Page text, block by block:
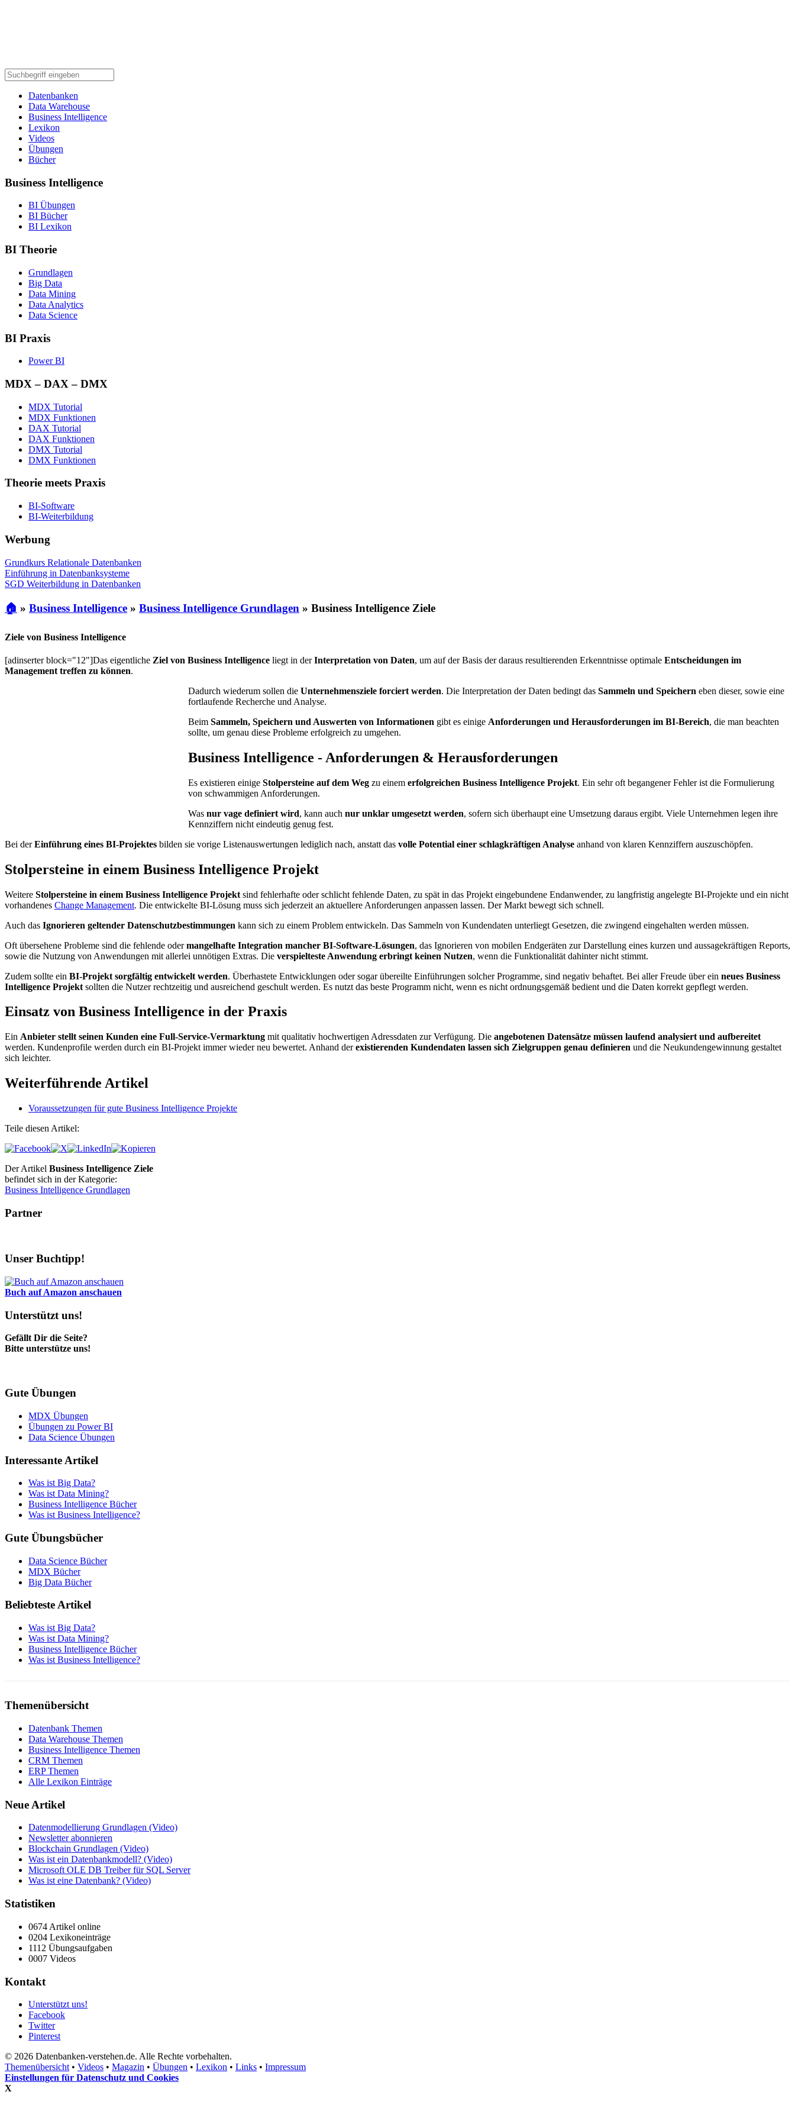
Datenbanken
Data Warehouse
Business Intelligence
Lexikon
Videos
Übungen
Bücher
Business Intelligence
BI Übungen
BI Bücher
BI Lexikon
BI Theorie
Grundlagen
Big Data
Data Mining
Data Analytics
Data Science
BI Praxis
Power BI
MDX – DAX – DMX
MDX Tutorial
MDX Funktionen
DAX Tutorial
DAX Funktionen
DMX Tutorial
DMX Funktionen
Theorie meets Praxis
BI-Software
BI-Weiterbildung
Werbung
Grundkurs Relationale Datenbanken
Einführung in Datenbanksysteme
SGD Weiterbildung in Datenbanken
🏠 » Business Intelligence » Business Intelligence Grundlagen » Business Intelligence Ziele
Ziele von Business Intelligence
[adinserter block="12"]Das eigentliche Ziel von Business Intelligence liegt in derInterpretation von Daten, um auf der Basis der daraus resultierenden Erkenntnisse optimale Entscheidungen im
Management treffen zu können.
Dadurch wiederum sollen die Unternehmensziele forciert werden. Die Interpretation der Daten bedingt das Sammeln und Speichern eben dieser, sowie eine
fortlaufende Recherche und Analyse.
Beim Sammeln, Speichern und Auswerten von Informationen gibt es einige Anforderungen und Herausforderungen im BI-Bereich, die man beachten
sollte, um genau diese Probleme erfolgreich zu umgehen.
Business Intelligence - Anforderungen & Herausforderungen
Es existieren einige Stolpersteine auf dem Weg zu einem erfolgreichen Business Intelligence Projekt. Ein sehr oft begangener Fehler ist die Formulierung
von schwammigen Anforderungen.
Was nur vage definiert wird, kann auch nur unklar umgesetzt werden, sofern sich überhaupt eine Umsetzung daraus ergibt. Viele Unternehmen legen ihre
Kennziffern nicht eindeutig genug fest.
Bei derEinführung eines BI-Projektes bilden sie vorige Listenauswertungen lediglich nach, anstatt das volle Potential einer schlagkräftigen Analyse anhand von klaren Kennziffern auszuschöpfen.
Stolpersteine in einem Business Intelligence Projekt
Weitere Stolpersteine in einem Business Intelligence Projekt sind fehlerhafte oder schlicht fehlende Daten, zu spät in das Projekt eingebundene Endanwender, zu langfristig angelegte BI-Projekte und ein nicht
vorhandenes Change Management. Die entwickelte BI-Lösung muss sich jederzeit an aktuellere Anforderungen anpassen lassen. Der Markt bewegt sich schnell.
Auch das Ignorieren geltender Datenschutzbestimmungen kann sich zu einem Problem entwickeln. Das Sammeln von Kundendaten unterliegt Gesetzen, die zwingend eingehalten werden müssen.
Oft übersehene Probleme sind die fehlende odermangelhafte Integration mancher BI-Software-Lösungen, das Ignorieren von mobilen Endgeräten zur Darstellung eines kurzen und aussagekräftigen Reports,
sowie die Nutzung von Anwendungen mit allerlei unnötigen Extras. Die verspielteste Anwendung erbringt keinen Nutzen, wenn die Funktionalität dahinter nicht stimmt.
Zudem sollte ein BI-Projekt sorgfältig entwickelt werden. Überhastete Entwicklungen oder sogar übereilte Einführungen solcher Programme, sind negativ behaftet. Bei aller Freude über ein neues Business
Intelligence Projekt sollten die Nutzer rechtzeitig und ausreichend geschult werden. Es nutzt das beste Programm nicht, wenn es nicht ordnungsgemäß bedient und die Daten korrekt gepflegt werden.
Einsatz von Business Intelligence in der Praxis
Ein Anbieter stellt seinen Kunden eine Full-Service-Vermarktung mit qualitativ hochwertigen Adressdaten zur Verfügung. Die angebotenen Datensätze müssen laufend analysiert und aufbereitet
werden. Kundenprofile werden durch ein BI-Projekt immer wieder neu bewertet. Anhand derexistierenden Kundendaten lassen sich Zielgruppen genau definieren und die Neukundengewinnung gestaltet
sich leichter.
Weiterführende Artikel
Voraussetzungen für gute Business Intelligence Projekte
Teile diesen Artikel:
Der Artikel Business Intelligence Ziele
befindet sich in der Kategorie:
Business Intelligence Grundlagen
Partner
Unser Buchtipp!
Buch auf Amazon anschauen
Unterstützt uns!
Gefällt Dir die Seite?
Bitte unterstütze uns!
Gute Übungen
MDX Übungen
Übungen zu Power BI
Data Science Übungen
Interessante Artikel
Was ist Big Data?
Was ist Data Mining?
Business Intelligence Bücher
Was ist Business Intelligence?
Gute Übungsbücher
Data Science Bücher
MDX Bücher
Big Data Bücher
Beliebteste Artikel
Was ist Big Data?
Was ist Data Mining?
Business Intelligence Bücher
Was ist Business Intelligence?
Themenübersicht
Datenbank Themen
Data Warehouse Themen
Business Intelligence Themen
CRM Themen
ERP Themen
Alle Lexikon Einträge
Neue Artikel
Datenmodellierung Grundlagen (Video)
Newsletter abonnieren
Blockchain Grundlagen (Video)
Was ist ein Datenbankmodell? (Video)
Microsoft OLE DB Treiber für SQL Server
Was ist eine Datenbank? (Video)
Statistiken
0674 Artikel online
0204 Lexikoneinträge
1112 Übungsaufgaben
0007 Videos
Kontakt
Unterstützt uns!
Facebook
Twitter
Pinterest
© 2026 Datenbanken-verstehen.de. Alle Rechte vorbehalten.
Themenübersicht • Videos • Magazin • Übungen • Lexikon • Links • Impressum
Einstellungen für Datenschutz und Cookies
X